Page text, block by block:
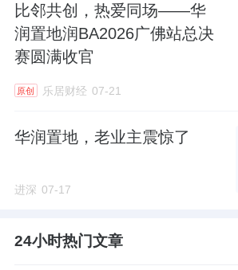
控环境里，已经不太适应了。
2015年前后，段先念成为华侨
了“文化 旅游 城镇化”和“旅游 互
张。
在此模式驱动下，华侨城大量
局迅速下沉。
比邻共创，热爱同场——华
润置地润BA2026广佛站总决
赛圆满收官
原创 乐居财经 07-21
华润置地，老业主震惊了
进深 07-17
24小时热门文章